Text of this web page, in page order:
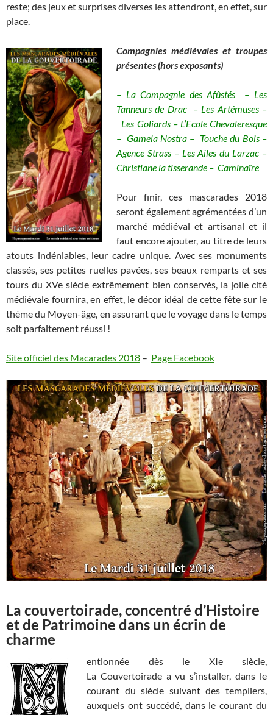
reste; des jeux et surprises diverses les attendront, en effet, sur
place.
Compagnies médiévales et troupes
présentes (hors exposants)
– La Compagnie des Afûstés – Les
Tanneurs de Drac – Les Artémuses –
Les Goliards – L’Ecole Chevaleresque
– Gamela Nostra – Touche du Bois –
Agence Strass – Les Ailes du Larzac –
Christiane la tisserande – Caminaïre
Pour finir, ces mascarades 2018
seront également agrémentées d’un
marché médiéval et artisanal et il
faut encore ajouter, au titre de leurs
atouts indéniables, leur cadre unique. Avec ses monuments
classés, ses petites ruelles pavées, ses beaux remparts et ses
tours du XVe siècle extrêmement bien conservés, la jolie cité
médiévale fournira, en effet, le décor idéal de cette fête sur le
thème du Moyen-âge, en assurant que le voyage dans le temps
soit parfaitement réussi !
Site officiel des Macarades 2018 – Page Facebook
La couvertoirade, concentré d’Histoire
et de Patrimoine dans un écrin de
charme
entionnée dès le XIe siècle,
La Couvertoirade a vu s’installer, dans le
courant du siècle suivant des templiers,
auxquels ont succédé, dans le courant du